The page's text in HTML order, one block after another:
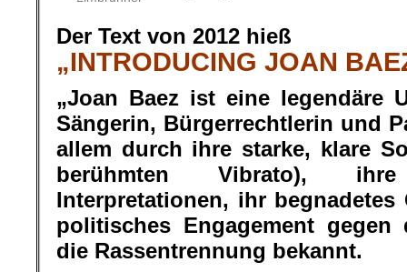
Der Text von 2012 hieß
„INTRODUCING JOAN
„Joan Baez ist eine legendäre
Sängerin, Bürgerrechtlerin und
allem durch ihre starke, klare
berühmten Vibrato),
Interpretationen, ihr
politisches Engagement gegen
die Rassentrennung bekannt.